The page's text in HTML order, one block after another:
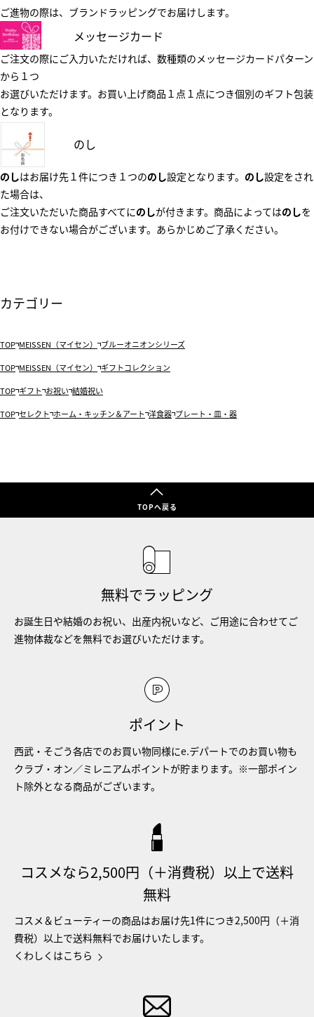
ご進物の際は、ブランドラッピングでお届けします。
メッセージカード
ご注文の際にご入力いただければ、数種類のメッセージカードパターン
から１つ
お選びいただけます。お買い上げ商品１点１点につき個別のギフト包装
となります。
のし
のしはお届け先１件につき１つののし設定となります。 のし設定をされ
た場合は、
ご注文いただいた商品すべてにのしが付きます。商品によってはのしを
お付けできない場合がございます。あらかじめご了承ください。
カテゴリー
TOP MEISSEN（マイセン） ブルーオニオンシリーズ
TOP MEISSEN（マイセン） ギフトコレクション
TOP ギフト お祝い 結婚祝い
TOP セレクト ホーム・キッチン＆アート 洋食器 プレート・皿・器
TOPへ戻る
無料でラッピング
お誕生日や結婚のお祝い、出産内祝いなど、ご用途に合わせてご
進物体裁などを無料でお選びいただけます。
ポイント
西武・そごう各店でのお買い物同様にe.デパートでのお買い物も
クラブ・オン／ミレニアムポイントが貯まります。※一部ポイン
ト除外となる商品がございます。
コスメなら2,500円（＋消費税）以上で送料
無料
コスメ＆ビューティーの商品はお届け先1件につき2,500円（＋消
費税）以上で送料無料でお届けいたします。
くわしくはこちら